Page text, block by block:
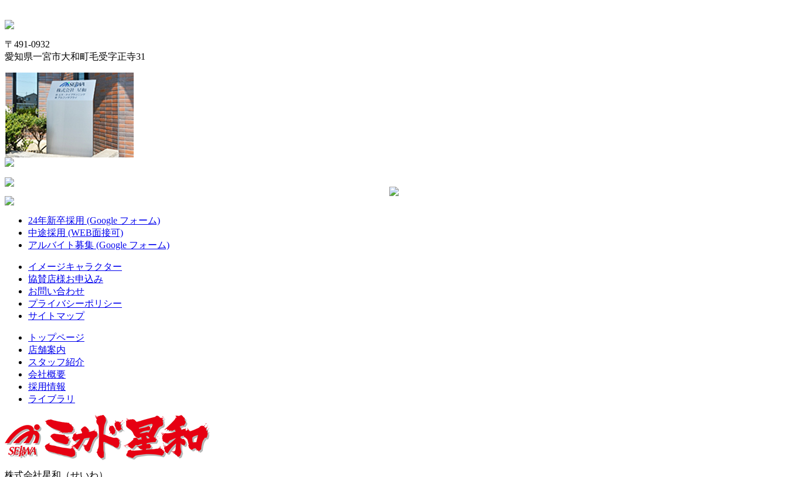
〒491-0932
愛知県一宮市大和町毛受字正寺31
24年新卒採用 (Google フォーム)
中途採用 (WEB面接可)
アルバイト募集 (Google フォーム)
イメージキャラクター
協賛店様お申込み
お問い合わせ
プライバシーポリシー
サイトマップ
トップページ
店舗案内
スタッフ紹介
会社概要
採用情報
ライブラリ
株式会社星和（せいわ）